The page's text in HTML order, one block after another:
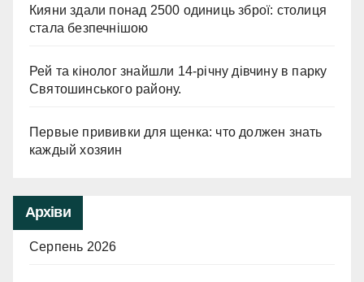
Кияни здали понад 2500 одиниць зброї: столиця
стала безпечнішою
Рей та кінолог знайшли 14-річну дівчину в парку
Святошинського району.
Первые прививки для щенка: что должен знать
каждый хозяин
Архіви
Серпень 2026